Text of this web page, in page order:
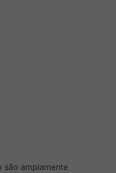
são amplamente